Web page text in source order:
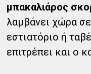
μπακαλιάρος
λαμβάνει χώρα
εστιατόριο ή
επιτρέπει και ο